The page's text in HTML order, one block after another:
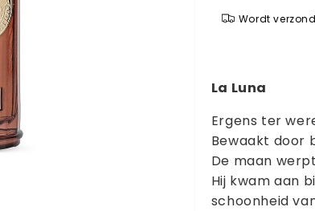
Wordt
La Luna
Ergens ter
Bewaakt door
De maan
Hij kwam aan
schoonheid